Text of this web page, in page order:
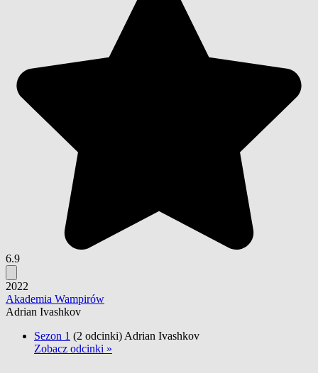
6.9
2022
Akademia Wampirów
Adrian Ivashkov
Sezon 1 (2 odcinki) Adrian Ivashkov
Zobacz odcinki »